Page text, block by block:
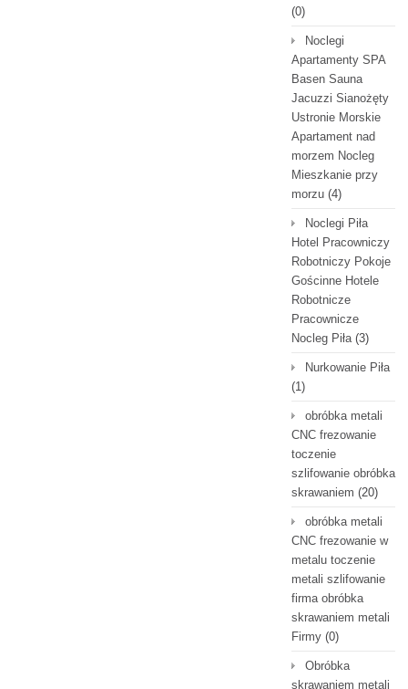
(0)
Noclegi
Apartamenty SPA
Basen Sauna
Jacuzzi Sianożęty
Ustronie Morskie
Apartament nad
morzem Nocleg
Mieszkanie przy
morzu (4)
Noclegi Piła
Hotel Pracowniczy
Robotniczy Pokoje
Gościnne Hotele
Robotnicze
Pracownicze
Nocleg Piła(3)
Nurkowanie Piła
(1)
obróbka metali
CNC frezowanie
toczenie
szlifowanie obróbka
skrawaniem (20)
obróbka metali
CNC frezowanie w
metalu toczenie
metali szlifowanie
firma obróbka
skrawaniem metali
Firmy (0)
Obróbka
skrawaniem metali